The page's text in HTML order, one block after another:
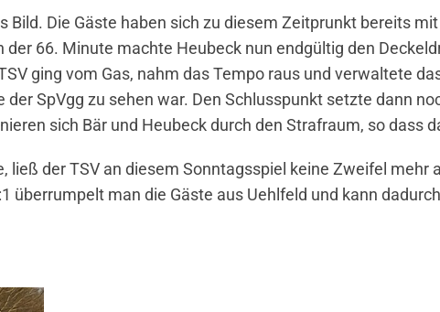
Bild. Die Gäste haben sich zu diesem Zeitprunkt bereits
66. Minute machte Heubeck nun endgültig den
ging vom Gas, nahm das Tempo raus und verwaltete
SpVgg zu sehen war. Den Schlusspunkt setzte dann
sich Bär und Heubeck durch den Strafraum, so dass
ließ der TSV an diesem Sonntagsspiel keine Zweifel
überrumpelt man die Gäste aus Uehlfeld und kann